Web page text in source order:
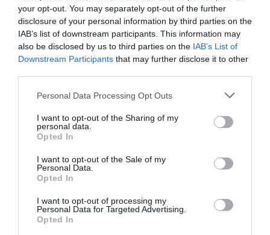
your opt-out. You may separately opt-out of the further
disclosure of your personal information by third parties on the
IAB’s list of downstream participants. This information may
also be disclosed by us to third parties on the IAB’s List of
Downstream Participants that may further disclose it to other
Please note that this website/app uses one or more Google
not limited to your visit or usage behaviour. You may click to
grant or deny consent to Google and its third-party tags to
use your data for below specified purposes in below Google
consent section.
Personal Data Processing Opt Outs
I want to opt-out of the Sharing of my
personal data.
Opted In
I want to opt-out of the Sale of my
Personal Data.
Opted In
I want to opt-out of processing my
Personal Data for Targeted Advertising.
Opted In